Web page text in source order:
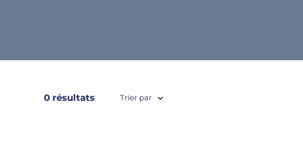
0 résultats Trier par